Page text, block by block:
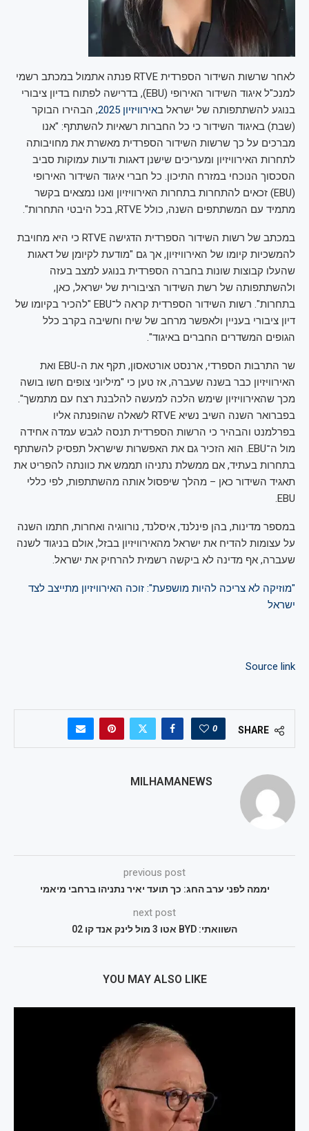
לאחר שרשות השידור הספרדית RTVE פנתה אתמול במכתב רשמי
למנכ"ל איגוד השידור האירופי (EBU), בדרישה לפתוח בדיון ציבורי
בנוגע להשתתפותה של ישראל באירוויזיון 2025
, הבהירו הבוקר
(שבת) באיגוד השידור כי כל החברות רשאיות להשתתף: "אנו
מברכים על כך שרשות השידור הספרדית מאשרת את מחויבותה
לתחרות האירוויזיון ומעריכים שישנן דאגות ודעות עמוקות סביב
הסכסוך הנוכחי במזרח התיכון. כל חברי איגוד השידור האירופי
(EBU) זכאים להתחרות בתחרות האירוויזיון ואנו נמצאים בקשר
מתמיד עם המשתתפים השנה, כולל RTVE, בכל היבטי התחרות".
במכתב של רשות השידור הספרדית הדגישה RTVE כי היא מחויבת
להמשכיות קיומו של האירוויזיון, אך גם "מודעת לקיומן של דאגות
שהעלו קבוצות שונות בחברה הספרדית בנוגע למצב בעזה
ולהשתתפותה של רשת השידור הציבורית של ישראל, כאן,
בתחרות". רשות השידור הספרדית קראה ל־EBU "להכיר בקיומו של
דיון ציבורי בעניין ולאפשר מרחב של שיח וחשיבה בקרב כלל
הגופים המשדרים החברים באיגוד".
שר התרבות הספרדי, ארנסט אורטאסון, תקף את ה-EBU ואת
האירוויזיון כבר בשנה שעברה, אז טען כי "מיליוני צופים חשו בושה
מכך שהאירוויזיון שימש הלכה למעשה להלבנת רצח עם מתמשך".
בפברואר השנה השיב נשיא RTVE לשאלה שהופנתה אליו
בפרלמנט והבהיר כי הרשות הספרדית תנסה לגבש עמדה אחידה
מול ה־EBU. הוא הזכיר גם את האפשרות שישראל תפסיק להשתתף
בתחרות בעתיד, אם ממשלת נתניהו תממש את כוונתה להפריט את
תאגיד השידור כאן – מהלך שיפסול אותה מהשתתפות, לפי כללי
EBU.
במספר מדינות, בהן פינלנד, איסלנד, נורווגיה ואחרות, חתמו השנה
על עצומות להדיח את ישראל מהאירוויזיון בבזל, אולם בניגוד לשנה
שעברה, אף מדינה לא ביקשה רשמית להרחיק את ישראל.
"מוזיקה לא צריכה להיות מושפעת": זוכה האירוויזיון מתייצב לצד
ישראל
Source link
SHARE
0
MILHAMANEWS
previous post
יממה לפני ערב החג: כך תועד יאיר נתניהו ברחבי מיאמי
next post
השוואתי: BYD אטו 3 מול לינק אנד קו 02
YOU MAY ALSO LIKE